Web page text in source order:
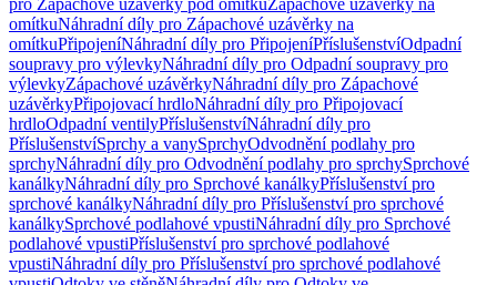
pro Zápachové uzávěrky pod omítkuZápachové uzávěrky na
omítkuNáhradní díly pro Zápachové uzávěrky na
omítkuPřipojeníNáhradní díly pro PřipojeníPříslušenstvíOdpadní
soupravy pro výlevkyNáhradní díly pro Odpadní soupravy pro
výlevkyZápachové uzávěrkyNáhradní díly pro Zápachové
uzávěrkyPřipojovací hrdloNáhradní díly pro Připojovací
hrdloOdpadní ventilyPříslušenstvíNáhradní díly pro
PříslušenstvíSprchy a vanySprchyOdvodnění podlahy pro
sprchyNáhradní díly pro Odvodnění podlahy pro sprchySprchové
kanálkyNáhradní díly pro Sprchové kanálkyPříslušenství pro
sprchové kanálkyNáhradní díly pro Příslušenství pro sprchové
kanálkySprchové podlahové vpustiNáhradní díly pro Sprchové
podlahové vpustiPříslušenství pro sprchové podlahové
vpustiNáhradní díly pro Příslušenství pro sprchové podlahové